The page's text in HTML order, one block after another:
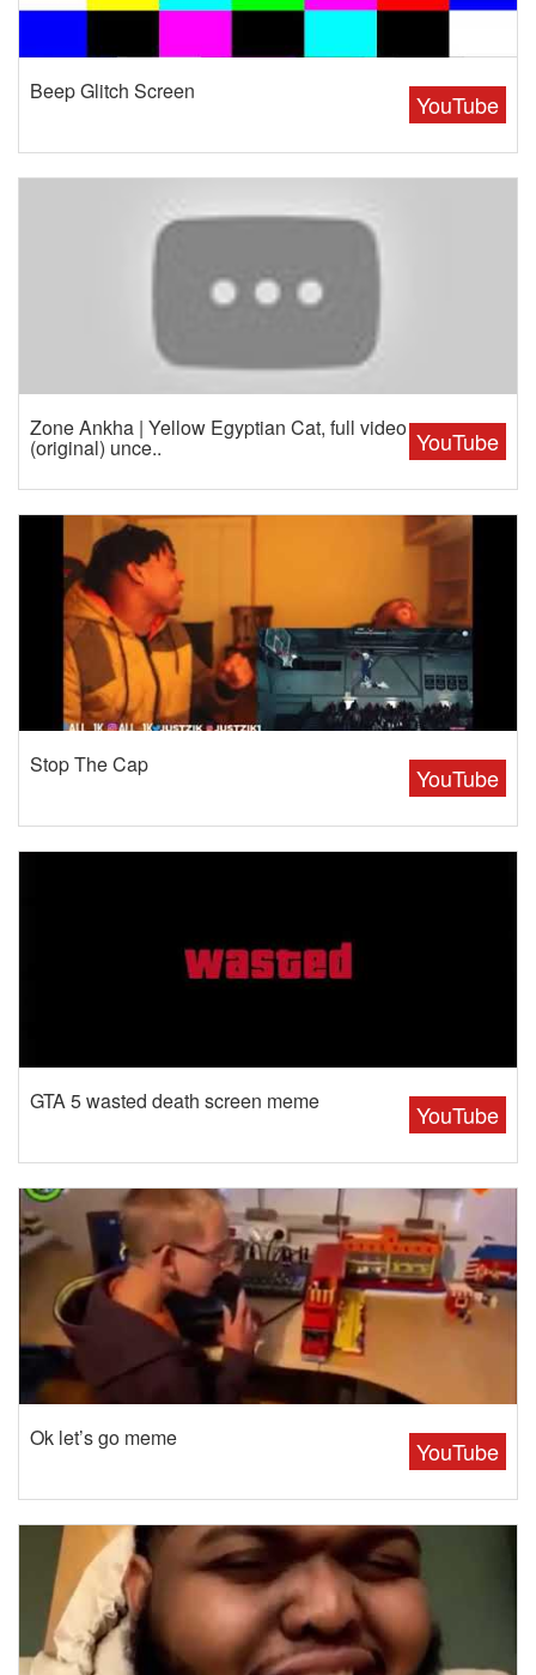
YouTube
Beep Glitch Screen
YouTube
Zone Ankha | Yellow Egyptian Cat, full video
(original) unce..
YouTube
Stop The Cap
YouTube
GTA 5 wasted death screen meme
YouTube
Ok let’s go meme